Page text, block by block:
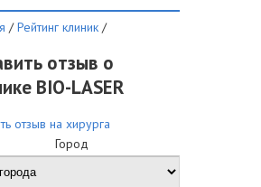
/ Рейтинг клиник /
отзыв о
BIO-LASER
отзыв на хирурга
Город